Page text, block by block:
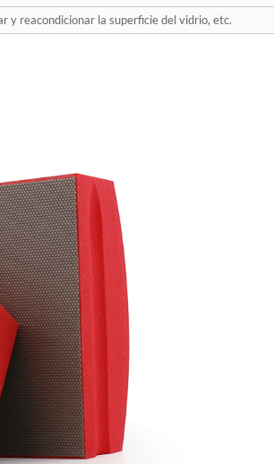
y reacondicionar la superficie del vidrio, etc.